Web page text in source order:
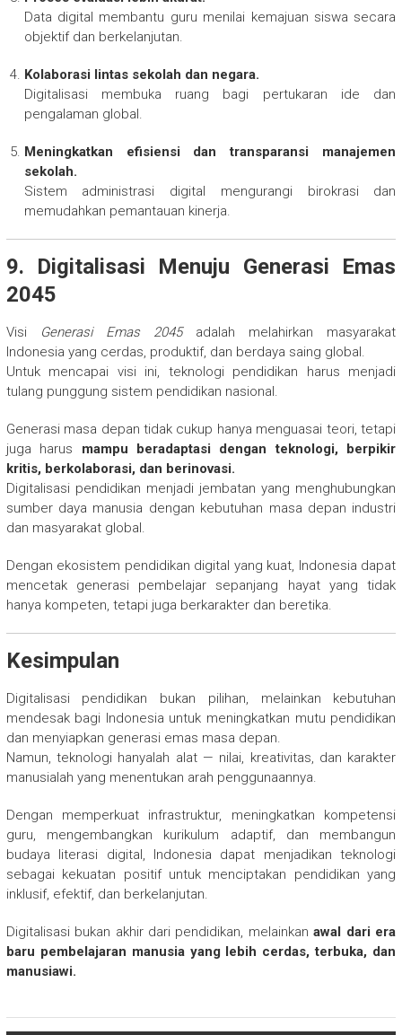
Data digital membantu guru menilai kemajuan siswa secara
objektif dan berkelanjutan.
Kolaborasi lintas sekolah dan negara.
Digitalisasi membuka ruang bagi pertukaran ide dan
pengalaman global.
Meningkatkan efisiensi dan transparansi manajemen
sekolah.
Sistem administrasi digital mengurangi birokrasi dan
memudahkan pemantauan kinerja.
9. Digitalisasi Menuju Generasi Emas
2045
Visi Generasi Emas 2045adalah melahirkan masyarakat
Indonesia yang cerdas, produktif, dan berdaya saing global.
Untuk mencapai visi ini, teknologi pendidikan harus menjadi
tulang punggung sistem pendidikan nasional.
Generasi masa depan tidak cukup hanya menguasai teori, tetapi
juga harus mampu beradaptasi dengan teknologi, berpikir
kritis, berkolaborasi, dan berinovasi.
Digitalisasi pendidikan menjadi jembatan yang menghubungkan
sumber daya manusia dengan kebutuhan masa depan industri
dan masyarakat global.
Dengan ekosistem pendidikan digital yang kuat, Indonesia dapat
mencetak generasi pembelajar sepanjang hayat yang tidak
hanya kompeten, tetapi juga berkarakter dan beretika.
Kesimpulan
Digitalisasi pendidikan bukan pilihan, melainkan kebutuhan
mendesak bagi Indonesia untuk meningkatkan mutu pendidikan
dan menyiapkan generasi emas masa depan.
Namun, teknologi hanyalah alat — nilai, kreativitas, dan karakter
manusialah yang menentukan arah penggunaannya.
Dengan memperkuat infrastruktur, meningkatkan kompetensi
guru, mengembangkan kurikulum adaptif, dan membangun
budaya literasi digital, Indonesia dapat menjadikan teknologi
sebagai kekuatan positif untuk menciptakan pendidikan yang
inklusif, efektif, dan berkelanjutan.
Digitalisasi bukan akhir dari pendidikan, melainkanawal dari era
baru pembelajaran manusia yang lebih cerdas, terbuka, dan
manusiawi.